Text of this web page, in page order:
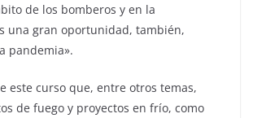
de los bomberos y en la
una gran oportunidad, también,
pandemia».
este curso que, entre otros temas,
de fuego y proyectos en frío, como